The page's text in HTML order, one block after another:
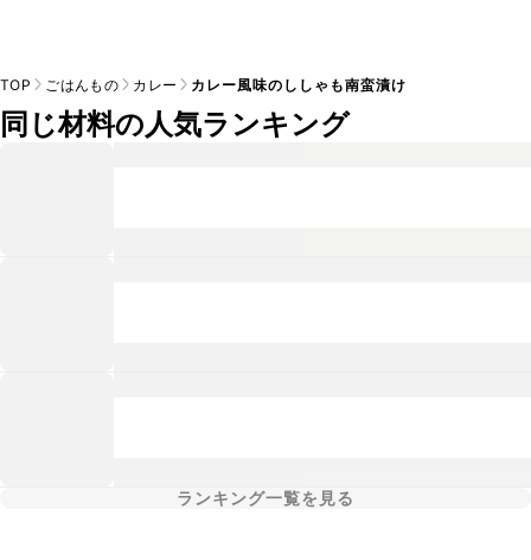
TOP ごはんもの カレー カレー風味のししゃも南蛮漬け
同じ材料の人気ランキング
ランキング一覧を見る